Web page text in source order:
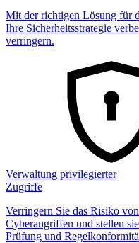
Mit der richtigen Lösung für
Ihre Sicherheitsstrategie
verringern.
Verwaltung privilegierter
Zugriffe
Verringern Sie das Risiko
Cyberangriffen und stellen
Prüfung und